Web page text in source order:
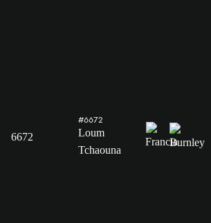
6672
#6672
Loum
Tchaouna